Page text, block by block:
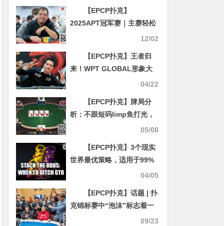
【EPCP扑克】
2025APT冠军赛｜主赛轻松
破保！中国台湾省选手Chia
12/02
【EPCP扑克】王者归
来！WPT GLOBAL形象大
使Tony Lin重夺GPI榜首 再
04/22
【EPCP扑克】牌局分
析：不跟短码limp鱼打光，
05/08
【EPCP扑克】3个现实
世界最优策略，适用于99%
04/05
【EPCP扑克】话题 | 扑
克锦标赛中“泡沫”标志着一
09/23